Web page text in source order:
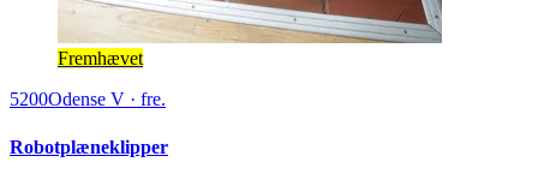
Fremhævet
5200Odense V · fre.
Robotplæneklipper